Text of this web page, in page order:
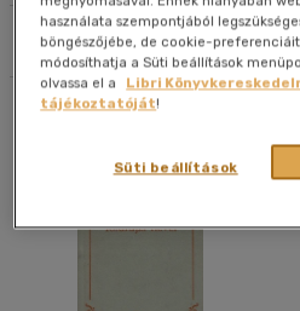
Szűrés
Megjelenítés
20 db / oldal
használata szempontjából
böngészőjébe, de cookie-
módosíthatja a Süti beállítások
olvassa el a
Libri
tájékoztatóját!
Süti beállítások